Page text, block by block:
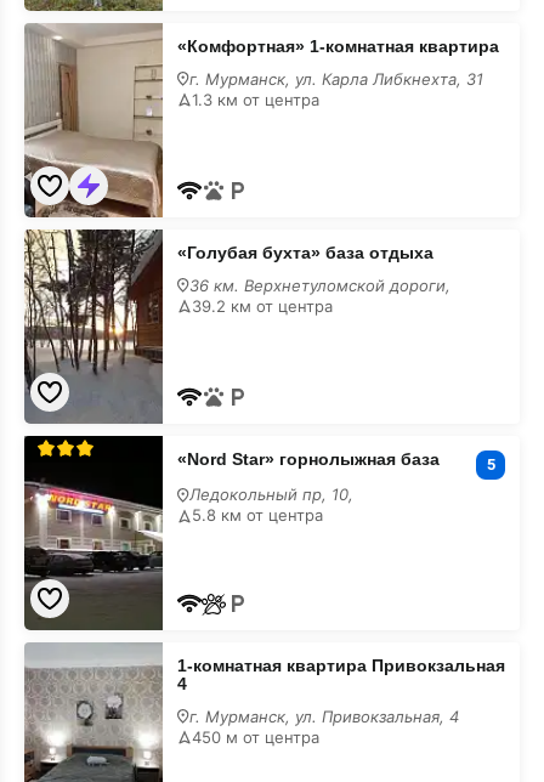
«Комфортная»
1-
комнатная
квартира
размещением
с
животными
«Комфортная» 1-комнатная квартира
г. Мурманск, ул. Карла Либкнехта, 31
1.3 км от центра
«Голубая
бухта»
база
отдыха
с
размещением
с
животными
«Голубая бухта» база отдыха
36 км. Верхнетуломской дороги,
39.2 км от центра
«Nord
горнолыжная
база
размещением
животными
«Nord Star» горнолыжная база 5
Ледокольный пр, 10,
5.8 км от центра
1-
комнатная
квартира
Привокзальная
4
с
размещением
1-комнатная квартира Привокзальная
4
г. Мурманск, ул. Привокзальная, 4
450 м от центра